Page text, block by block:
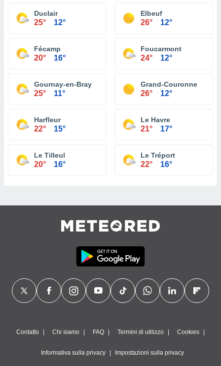
Duclair
25° 12°
Elbeuf
26° 12°
Fécamp
20° 16°
Foucarmont
24° 12°
Gournay-en-Bray
25° 11°
Grand-Couronne
26° 12°
Harfleur
22° 15°
Le Havre
21° 17°
Le Tilleul
20° 16°
Le Tréport
22° 16°
Contatto Chi siamo FAQ Termini di utilizzo Cookies
Informativa sulla privacy Impostazioni sulla privacy